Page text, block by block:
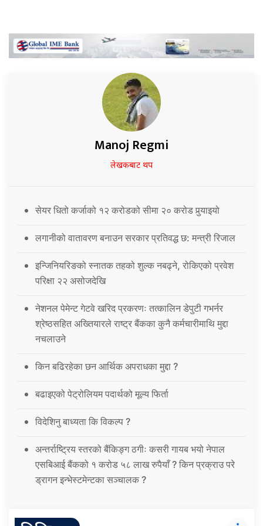
Manoj Regmi
लेखकबाट थप
सेयर धितो कर्जाको १२ करोडको सीमा २० करोड पुर्‍याइयो
लगानीको वातावरण बनाउन सरकार प्रतिवद्ध छ: मन्त्री रिजाल
इन्जिनियरिङको स्नातक तहको शुल्क नबढ्ने, रोकिएको प्रवेश
परिक्षा २२ असोजदेखि
नेशनल पेमेन्ट गेटवे खरिद प्रकरणः तत्कालिन डेपुटी गभर्नर
श्रेष्ठसहित अख्तियारले राष्ट्र बैंकका कुनै कर्मचारीमाथि मुद्दा
नचलाउने
किन बढिरहेका छन आर्थिक अपराधका मुद्दा ?
बढाइएको पेट्रोलियम पदार्थको मूल्य फिर्ता
विदेशिनु बाध्यता कि विकल्प ?
अन्तर्राष्ट्रिय स्तरको बैंकिङ्ग ठगीः कसरी गायब भयो नेपाल
एसबिआई बैंकको १ करोड ५८ लाख रुपैयाँ ? किन प्रक्राउ परे
ड्रागन इन्भेस्टमेन्टका सञ्चालक ?